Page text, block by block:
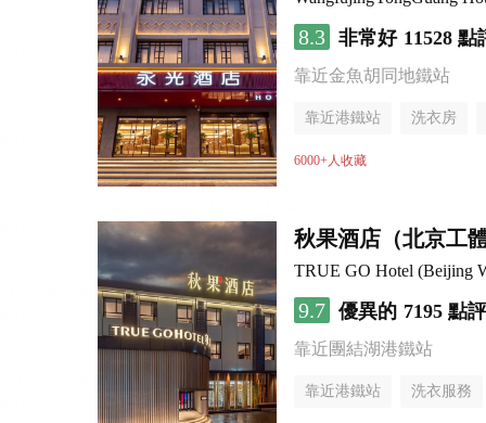
8.3 非常好 11528 點
靠近金魚胡同地鐵站
靠近港鐵站 洗衣房
6000+人收藏
秋果酒店（北京工
TRUE GO Hotel (Beijing
9.7 優異的 7195 點評
靠近團結湖港鐵站
靠近港鐵站 洗衣服務